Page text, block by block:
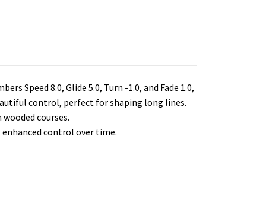
Speed 8.0, Glide 5.0, Turn -1.0, and Fade 1.0,
control, perfect for shaping long lines.
courses.
control over time.